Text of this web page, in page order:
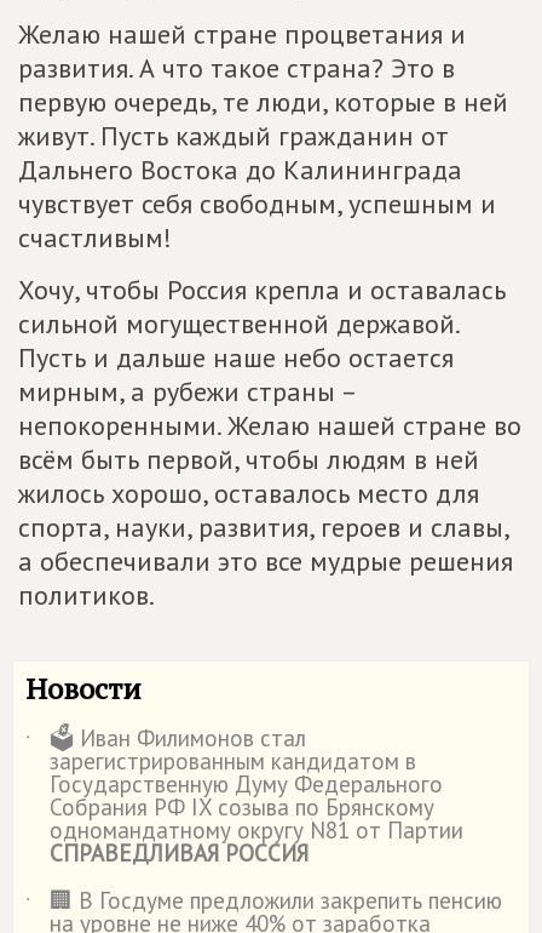
Желаю нашей стране процветания и
развития. А что такое страна? Это в
первую очередь, те люди, которые в ней
живут. Пусть каждый гражданин от
Дальнего Востока до Калининграда
чувствует себя свободным, успешным и
счастливым!
Хочу, чтобы Россия крепла и оставалась
сильной могущественной державой.
Пусть и дальше наше небо остается
мирным, а рубежи страны –
непокоренными. Желаю нашей стране во
всём быть первой, чтобы людям в ней
жилось хорошо, оставалось место для
спорта, науки, развития, героев и славы,
а обеспечивали это все мудрые решения
политиков.
Новости
˙ 🗳️ Иван Филимонов стал
зарегистрированным кандидатом в
Государственную Думу Федерального
Собрания РФ IX созыва по Брянскому
одномандатному округу N81 от Партии
СПРАВЕДЛИВАЯ РОССИЯ
˙
🏢 В Госдуме предложили закрепить пенсию
на уровне не ниже 40% от заработка